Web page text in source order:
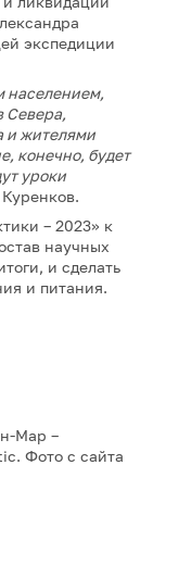
экспедиции
населением,
Севера,
и жителями
конечно, будет
уроки
– 2023» к
научных
и сделать
и питания.
Мар –
Фото с сайта